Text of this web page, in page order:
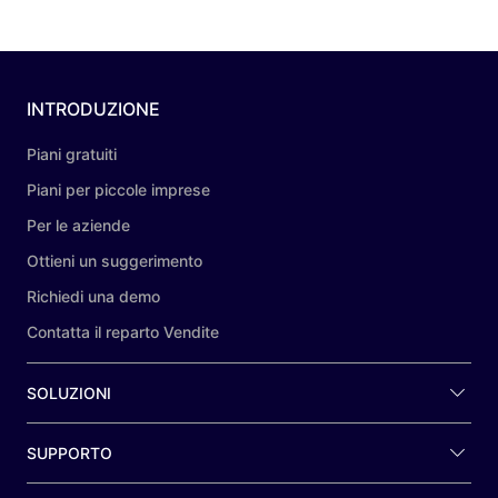
INTRODUZIONE
Piani gratuiti
Piani per piccole imprese
Per le aziende
Ottieni un suggerimento
Richiedi una demo
Contatta il reparto Vendite
SOLUZIONI
SUPPORTO